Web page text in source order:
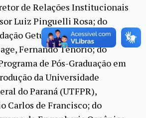
de Relações Institucionais
Luiz Pinguelli Rosa; do
Getúlio Vargas (FGV) e
Fernando Tenório; do
de Pós-Graduação em
da Universidade
do Paraná (UTFPR),
Carlos de Francisco; do